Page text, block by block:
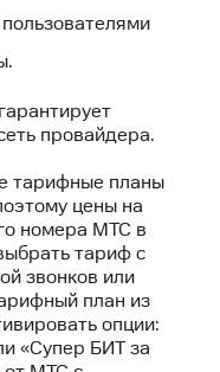
провайдера.
тарифные планы
цены на
номера МТС в
тариф с
звонков или
план из
опции:
«Супер БИТ за